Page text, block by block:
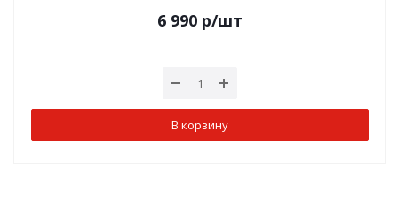
6 990 р/шт
В корзину